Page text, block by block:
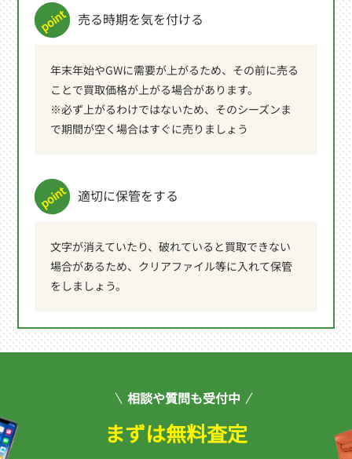
売る時期を気を付ける
年末年始やGWに需要が上がるため、その前に売る
ことで買取価格が上がる場合があります。
※必ず上がるわけではないため、そのシーズンま
で期間が空く場合はすぐに売りましょう
適切に保管をする
文字が消えていたり、破れていると買取できない
場合があるため、クリアファイル等に入れて保管
をしましょう。
相談や質問も受付中
まずは無料査定